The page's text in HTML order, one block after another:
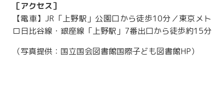
［アクセス］
【電車】JR「上野駅」公園口から徒歩10分／東京メト
ロ日比谷線・銀座線「上野駅」7番出口から徒歩約15分
（写真提供：国立国会図書館国際子ども図書館HP）